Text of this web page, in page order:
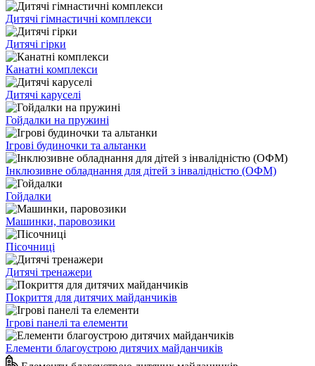
Дитячі гімнастичні комплекси
Дитячі гірки
Канатні комплекси
Дитячі каруселі
Гойдалки на пружині
Ігрові будиночки та альтанки
Інклюзивне обладнання для дітей з інвалідністю (ОФМ)
Гойдалки
Машинки, паровозики
Пісочниці
Дитячі тренажери
Покриття для дитячих майданчиків
Ігрові панелі та елементи
Елементи благоустрою дитячих майданчиків